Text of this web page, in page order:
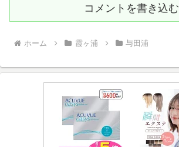
コメントを書き込む
ホーム 霞ヶ浦 与田浦